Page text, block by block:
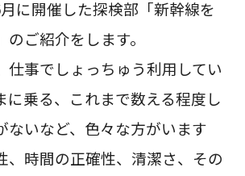
に開催した探検部「新幹線を
ご紹介をします。
仕事でしょっちゅう利用してい
に乗る、これまで数える程度し
ないなど、色々な方がいます
、時間の正確性、清潔さ、その